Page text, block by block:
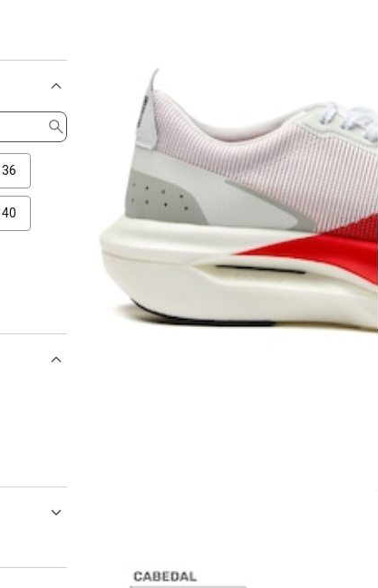
36
40